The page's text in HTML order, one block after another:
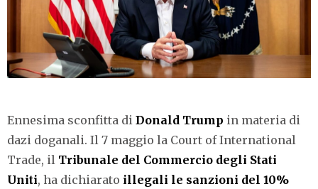
Ennesima sconfitta di Donald Trump in materia di
dazi doganali. Il 7 maggio la Court of International
Trade, il Tribunale del Commercio degli Stati
Uniti, ha dichiarato illegali le sanzioni del 10%